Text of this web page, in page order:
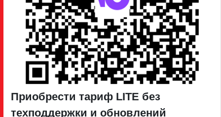
Приобрести тариф LITE без
техподдержки и обновлений